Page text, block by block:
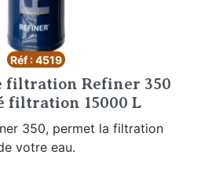
Réf : 4519
filtration Refiner 350
filtration 15000 L
350, permet la filtration
votre eau.